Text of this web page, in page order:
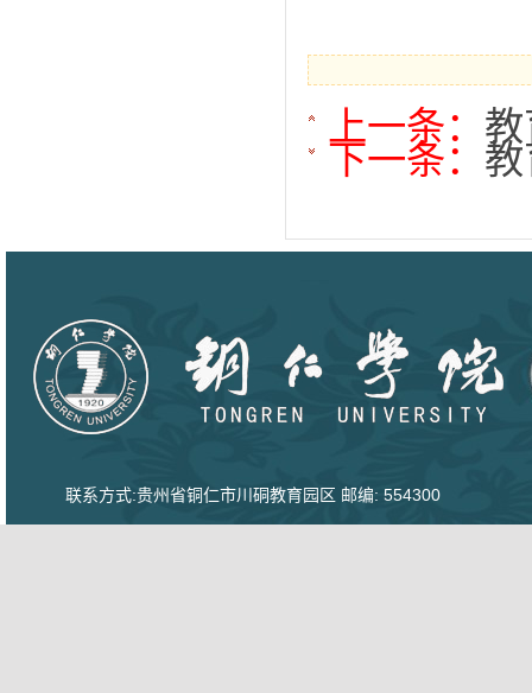
上一条：
下一条：
联系方式:贵州省铜仁市川硐教育园区 邮编: 554300